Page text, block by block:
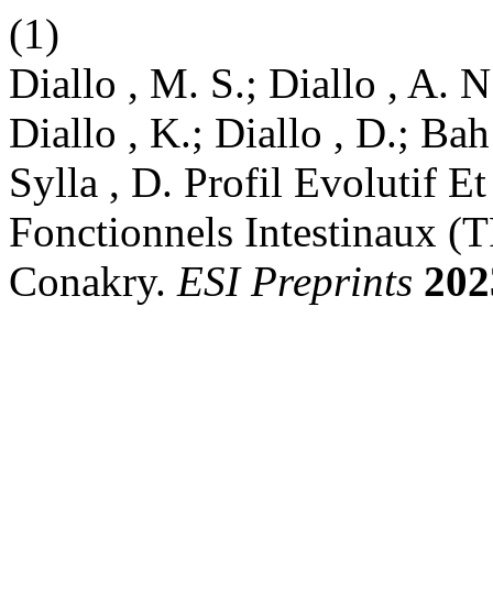
(1)
Diallo , M. S.; Diallo , A.
Diallo , K.; Diallo , D.;
Sylla , D. Profil Evolutif Et
Fonctionnels Intestinaux
Conakry. ESI Preprints